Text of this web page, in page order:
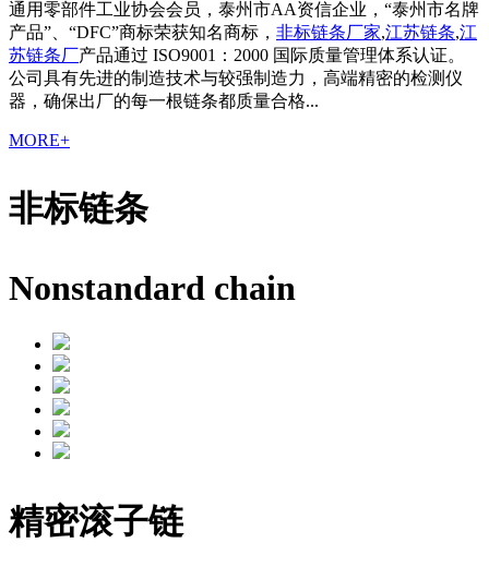
通用零部件工业协会会员，泰州市AA资信企业，“泰州市名牌
产品”、“DFC”商标荣获知名商标， 非标链条厂家,江苏链条,江
苏链条厂产品通过 ISO9001：2000 国际质量管理体系认证。
公司具有先进的制造技术与较强制造力，高端精密的检测仪
器，确保出厂的每一根链条都质量合格...
MORE+
非标链条
Nonstandard chain
精密滚子链